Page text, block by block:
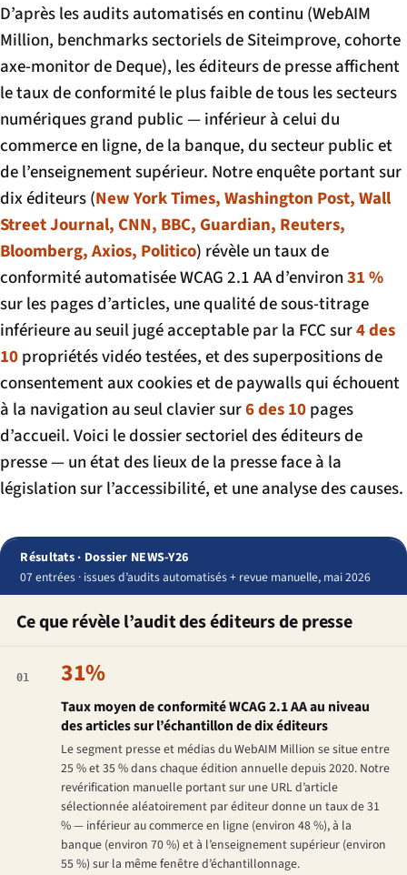
D’après les audits automatisés en continu (WebAIM
Million, benchmarks sectoriels de Siteimprove, cohorte
axe-monitor de Deque), les éditeurs de presse affichent
le taux de conformité le plus faible de tous les secteurs
numériques grand public — inférieur à celui du
commerce en ligne, de la banque, du secteur public et
de l’enseignement supérieur. Notre enquête portant sur
dix éditeurs (New York Times, Washington Post, Wall
Street Journal, CNN, BBC, Guardian, Reuters,
Bloomberg, Axios, Politico) révèle un taux de
conformité automatisée WCAG 2.1 AA d’environ31 %
sur les pages d’articles, une qualité de sous-titrage
inférieure au seuil jugé acceptable par la FCC sur4 des
10propriétés vidéo testées, et des superpositions de
consentement aux cookies et de paywalls qui échouent
à la navigation au seul clavier sur6 des 10pages
d’accueil. Voici le dossier sectoriel des éditeurs de
presse — un état des lieux de la presse face à la
législation sur l’accessibilité, et une analyse des causes.
Résultats · Dossier NEWS-Y26
07 entrées · issues d’audits automatisés + revue manuelle, mai 2026
Ce que révèle l’audit des éditeurs de presse
01 31%
Taux moyen de conformité WCAG 2.1 AA au niveau
des articles sur l’échantillon de dix éditeurs
Le segment presse et médias du WebAIM Million se situe entre
25 % et 35 % dans chaque édition annuelle depuis 2020. Notre
revérification manuelle portant sur une URL d’article
sélectionnée aléatoirement par éditeur donne un taux de 31
% — inférieur au commerce en ligne (environ 48 %), à la
banque (environ 70 %) et à l’enseignement supérieur (environ
55 %) sur la même fenêtre d’échantillonnage.